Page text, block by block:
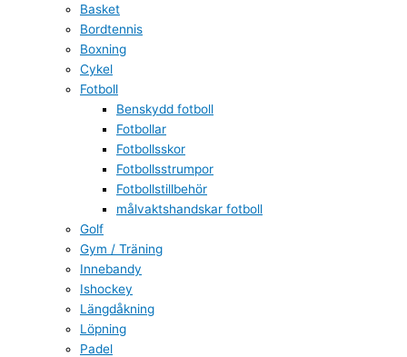
Basket
Bordtennis
Boxning
Cykel
Fotboll
Benskydd fotboll
Fotbollar
Fotbollsskor
Fotbollsstrumpor
Fotbollstillbehör
målvaktshandskar fotboll
Golf
Gym / Träning
Innebandy
Ishockey
Längdåkning
Löpning
Padel